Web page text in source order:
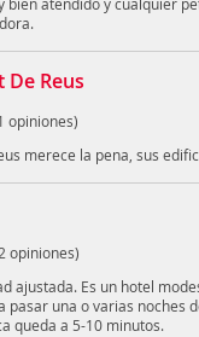
Reus
opiniones)
merece la pena, sus
opiniones)
ajustada. Es un hotel
pasar una o varias noches
queda a 5-10 minutos.